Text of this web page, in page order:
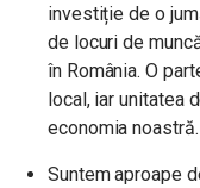
investiție de o
de locuri de
în România. O
local, iar unitatea
economia noastră.
Suntem aproape